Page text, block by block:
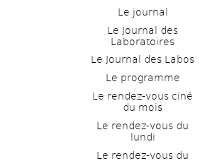
Le journal
Le Journal des
Laboratoires
Le Journal des Labos
Le programme
Le rendez-vous ciné
du mois
Le rendez-vous du
lundi
Le rendez-vous du